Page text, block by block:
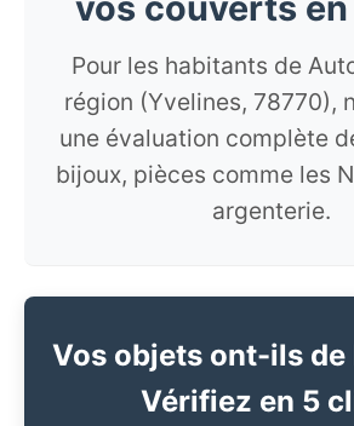
Pour les habitants de
région (Yvelines, 78770),
une évaluation complète
bijoux, pièces comme les
argenterie.
Vos objets ont-ils de
Vérifiez en 5